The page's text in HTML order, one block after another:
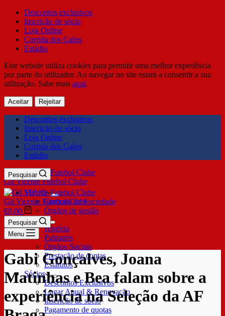
Descontos exclusivos
Inscrição de sócio
Loja Online
Corrida dos Galos
Estádio
Este website utiliza cookies para permitir uma melhor experiência
por parte do utilizador. Ao navegar no site estará a consentir a sua
utilização. Sabe mais aqui.
Aceitar Rejeitar
Descontos exclusivos
Inscrição de sócio
Loja Online
Corrida dos Galos
Estádio
Gil Vicente Futebol Clube
Pesquisar
SDUQ
Contrato de Sociedade
Órgãos de gestão
Clube
História
Palmarés
Órgãos Sociais
Prestação de contas
Estatutos
Sócios
Descontos Exclusivos
Lugar Anual & Renovação
Inscrição de sócio
Pagamento de quotas
Gil Vicente Futebol Clube
€0,00
Pesquisar
Menu
Gabi Gonçalves, Joana
Matinhas e Bea falam sobre a
experiência na Seleção da AF